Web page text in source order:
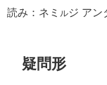
読み：ネミ ルジ アン
疑問形